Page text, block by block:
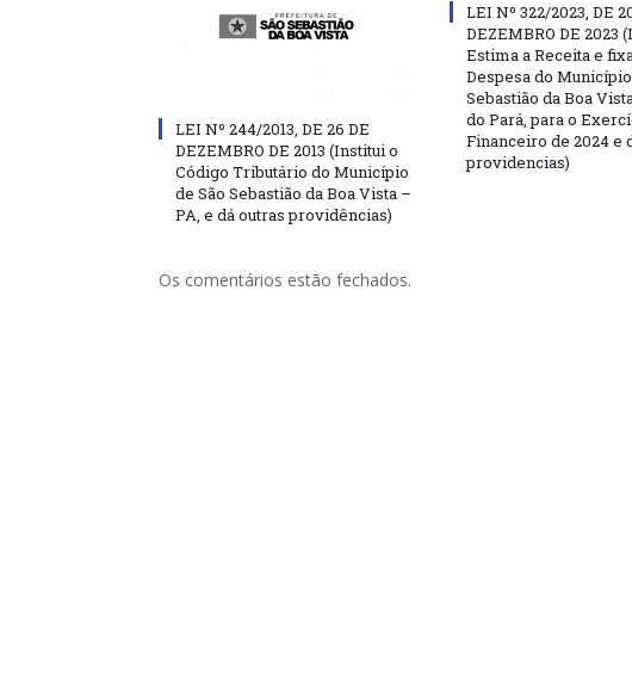
LEI Nº 244/2013, DE 26 DE
DEZEMBRO DE 2013 (Institui o
Código Tributário do Município
de São Sebastião da Boa Vista –
PA, e dá outras providências)
LEI Nº 322/2023, DE
DEZEMBRO DE 2023
Estima a Receita e
Despesa do
Sebastião da Boa
do Pará, para o
Financeiro de 2024 e
providencias)
Os comentários estão fechados.